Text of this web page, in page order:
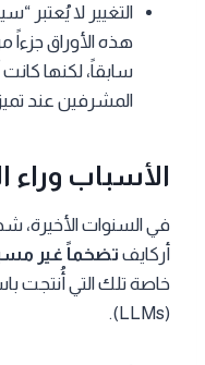
التغيير لا يُعتبر
هذه الأوراق جزءاً
سابقاً، لكنها كانت
المشرفين عند
الأسباب وراء
في السنوات الأخيرة،
أركايف تضخماً غير
خاصة تلك التي أُنتجت
(LLMs).